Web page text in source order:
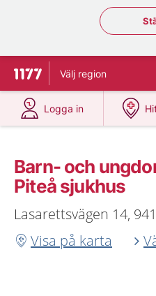
Till startsidan för 1177
Välj region
Logga in
på 1177.se
Barn- och
Piteå sjukhus
Lasarettsvägen 14,
Visa på karta